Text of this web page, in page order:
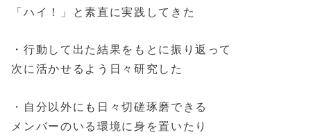
「ハイ！」と素直に実践してきた
・行動して出た結果をもとに振り返って
次に活かせるよう日々研究した
・自分以外にも日々切磋琢磨できる
メンバーのいる環境に身を置いたり